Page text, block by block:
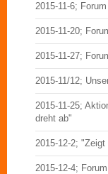
2015-11-6;
2015-11-20;
2015-11-27;
2015-11/12;
2015-11-25;
dreht ab"
2015-12-2;
2015-12-4;